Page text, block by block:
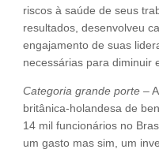
riscos à saúde de seus
resultados, desenvolveu
engajamento de suas
necessárias para diminuir
Categoria grande porte –
britânica-holandesa de
14 mil funcionários no
um gasto mas sim, um